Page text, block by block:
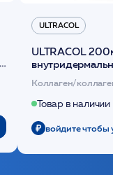
ULTRACOL
ULTRACOL
основе
Коллаген/
Товар в наличии
войдите чтобы